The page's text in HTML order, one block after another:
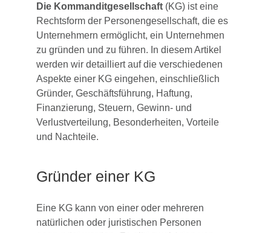
Die Kommanditgesellschaft (KG) ist eine
Rechtsform der Personengesellschaft, die es
Unternehmern ermöglicht, ein Unternehmen
zu gründen und zu führen. In diesem Artikel
werden wir detailliert auf die verschiedenen
Aspekte einer KG eingehen, einschließlich
Gründer, Geschäftsführung, Haftung,
Finanzierung, Steuern, Gewinn- und
Verlustverteilung, Besonderheiten, Vorteile
und Nachteile.
Gründer einer KG
Eine KG kann von einer oder mehreren
natürlichen oder juristischen Personen